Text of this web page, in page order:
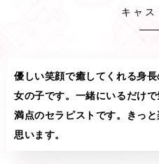
キャ
優しい笑顔で癒してくれる身
女の子です。一緒にいるだけ
満点のセラピストです。きっ
思います。